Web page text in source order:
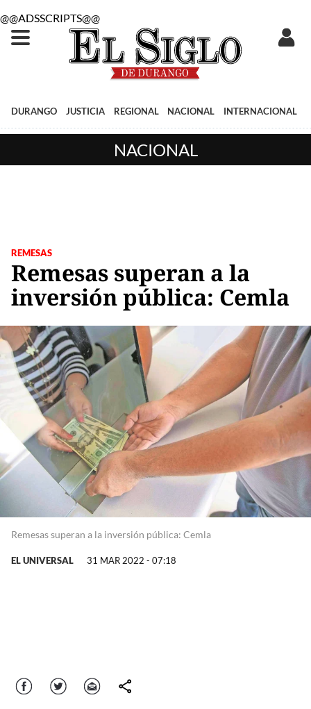
@@ADSSCRIPTS@@
DURANGO JUSTICIA REGIONAL NACIONAL INTERNACIONAL
NACIONAL
REMESAS
Remesas superan a la
inversión pública: Cemla
Remesas superan a la inversión pública: Cemla
EL UNIVERSAL 31 MAR 2022 - 07:18
Facebook Twitter Correo comparte